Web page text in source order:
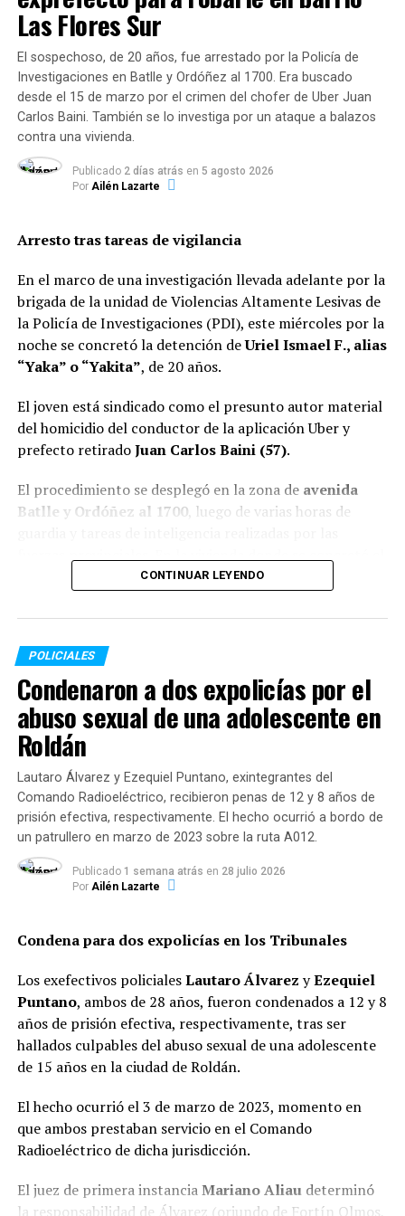
Las Flores Sur
El sospechoso, de 20 años, fue arrestado por la Policía de
Investigaciones en Batlle y Ordóñez al 1700. Era buscado
desde el 15 de marzo por el crimen del chofer de Uber Juan
Carlos Baini. También se lo investiga por un ataque a balazos
contra una vivienda.
Publicado 2 días atrás en 5 agosto 2026
Por Ailén Lazarte
Arresto tras tareas de vigilancia
En el marco de una investigación llevada adelante por la
brigada de la unidad de Violencias Altamente Lesivas de
la Policía de Investigaciones (PDI), este miércoles por la
noche se concretó la detención deUriel Ismael F., alias
“Yaka” o “Yakita”, de 20 años.
El joven está sindicado como el presunto autor material
del homicidio del conductor de la aplicación Uber y
prefecto retiradoJuan Carlos Baini (57).
El procedimiento se desplegó en la zona de avenida
Batlle y Ordóñez al 1700, luego de varias horas de
arresto, los agentes secuestraron cuatro teléfonos
sometidos a peritajes técnicos por orden judicial.
El crimen del chofer en colectora de
Circunvalación
El detenido registraba pedido de captura emitido por el
Ministerio Público de la Acusación (MPA) desde el
pasado 15 de marzo, un día después del asesinato de
Baini.
El crimen del chofer y exprefecto (quien se había
retirado de la fuerza federal en 2015) ocurrió el 14 de
marzo en la intersección de5 de Agosto y José María
disparos por la espalda en el contexto de un robo. Su
cuerpo fue encontrado tendido al lado de su utilitario
Renault Kangoo, el cual presentaba las puertas abiertas
y la llave colocada en el tambor de ignición.
Vinculación con otros hechos
violentos
Además de la causa por homicidio, sobre «Yaka» pesaba
una orden de detención por su presunta participación
en un ataque con armas de fuego registrado a finales de
CONTINUAR LEYENDO
POLICIALES
Condenaron a dos expolicías por el
abuso sexual de una adolescente en
Roldán
Lautaro Álvarez y Ezequiel Puntano, exintegrantes del
Comando Radioeléctrico, recibieron penas de 12 y 8 años de
prisión efectiva, respectivamente. El hecho ocurrió a bordo de
un patrullero en marzo de 2023 sobre la ruta A012.
Publicado 1 semana atrás en 28 julio 2026
Por Ailén Lazarte
Condena para dos expolicías en los Tribunales
Los exefectivos policialesLautaro Álvarez yEzequiel
Puntano, ambos de 28 años, fueron condenados a 12 y 8
años de prisión efectiva, respectivamente, tras ser
hallados culpables del abuso sexual de una adolescente
de 15 años en la ciudad de Roldán.
El hecho ocurrió el 3 de marzo de 2023, momento en
que ambos prestaban servicio en el Comando
Radioeléctrico de dicha jurisdicción.
El juez de primera instanciaMariano Aliaudeterminó
la responsabilidad de Álvarez (oriundo de Fortín Olmos,